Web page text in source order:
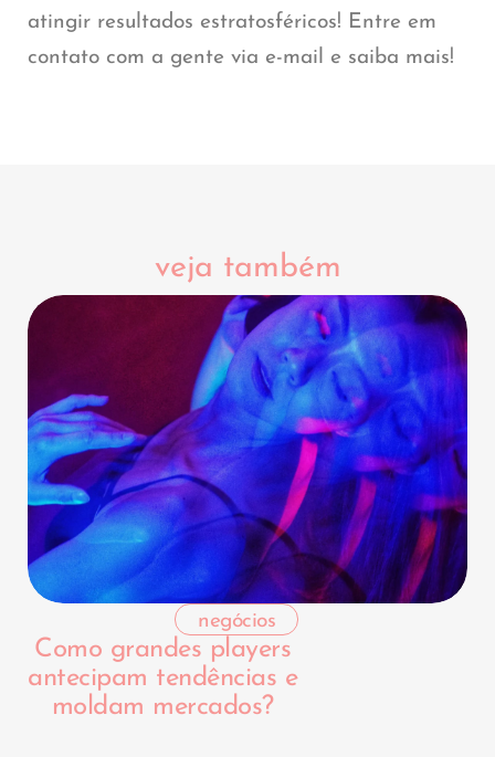
atingir resultados estratosféricos! Entre em
contato com a gente via e-mail e saiba mais!
veja também
negócios
Como grandes players
antecipam tendências e
moldam mercados?